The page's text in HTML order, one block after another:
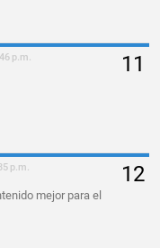
p.m.
p.m.
mejor para el